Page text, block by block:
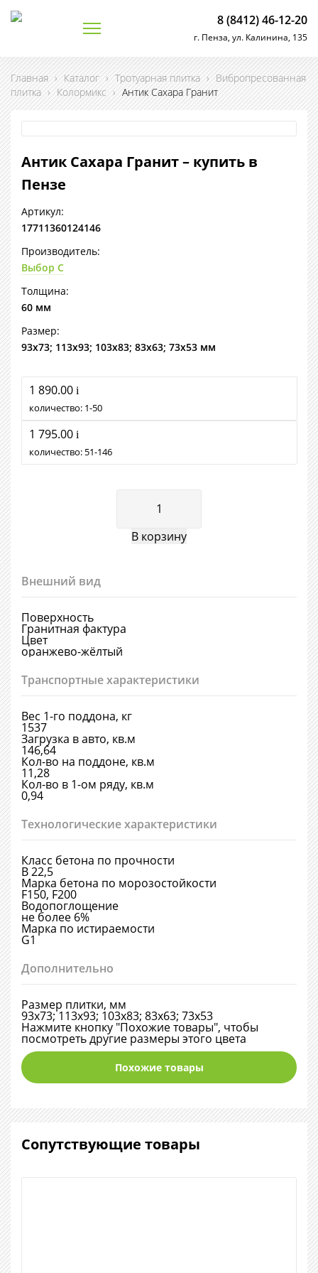
8 (8412) 46-12-20
г. Пенза, ул. Калинина, 135
Главная › Каталог › Тротуарная плитка › Вибропресованная
плитка › Колормикс › Антик Сахара Гранит
Антик Сахара Гранит – купить в
Пензе
Артикул:
17711360124146
Производитель:
Выбор С
Толщина:
60 мм
Размер:
93х73; 113х93; 103х83; 83х63; 73х53 мм
1 890.00 i
количество: 1 50
1 795.00 i
количество: 51 146
Внешний вид
Поверхность
Гранитная фактура
Цвет
оранжево-жёлтый
Транспортные характеристики
Вес 1-го поддона, кг
1537
Загрузка в авто, кв.м
146,64
Кол-во на поддоне, кв.м
11,28
Кол-во в 1-ом ряду, кв.м
0,94
Технологические характеристики
Класс бетона по прочности
В 22,5
Марка бетона по морозостойкости
F150, F200
Водопоглощение
не более 6%
Марка по истираемости
G1
Дополнительно
Размер плитки, мм
93х73; 113х93; 103х83; 83х63; 73х53
Нажмите кнопку "Похожие товары", чтобы
посмотреть другие размеры этого цвета
Похожие товары
Сопутствующие товары